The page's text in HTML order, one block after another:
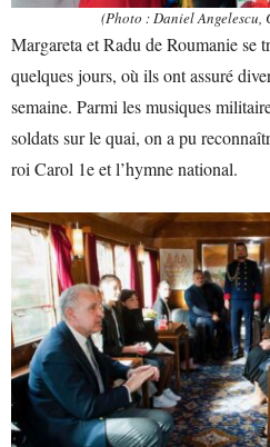
(Photo : Daniel Angelescu,
Margareta et Radu de Roumanie se
quelques jours, où ils ont assuré
semaine. Parmi les musiques
soldats sur le quai, on a pu
roi Carol 1e et l’hymne national.